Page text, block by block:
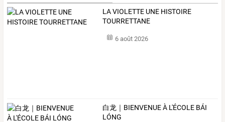
LA VIOLETTE UNE HISTOIRE
TOURRETTANE
6 août 2026
白龙｜BIENVENUE À L'ÉCOLE BÁI
LÓNG